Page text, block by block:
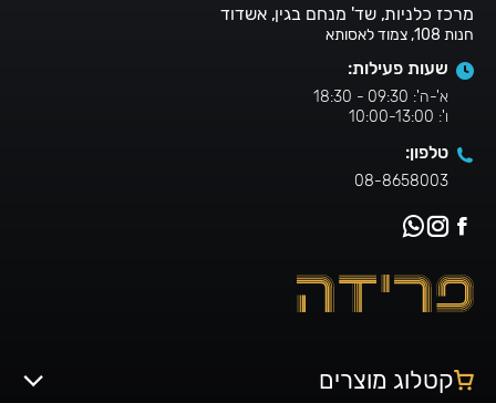
מרכז כלניות, שד' מנחם בגין, אשדוד
חנות 108, צמוד לאסותא
שעות פעילות:
א'-ה': 09:30 - 18:30
ו': 10:00-13:00
טלפון:
08-8658003
קטלוג מוצרים